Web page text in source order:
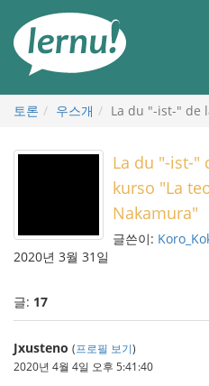
토론 우스개 La du "-ist-" de
La du "-ist-"
kurso "La
Nakamura"
글쓴이:
2020년 3월 31일
글: 17
Jxusteno (프로필 보기)
2020년 4월 4일 오후 5:41:40